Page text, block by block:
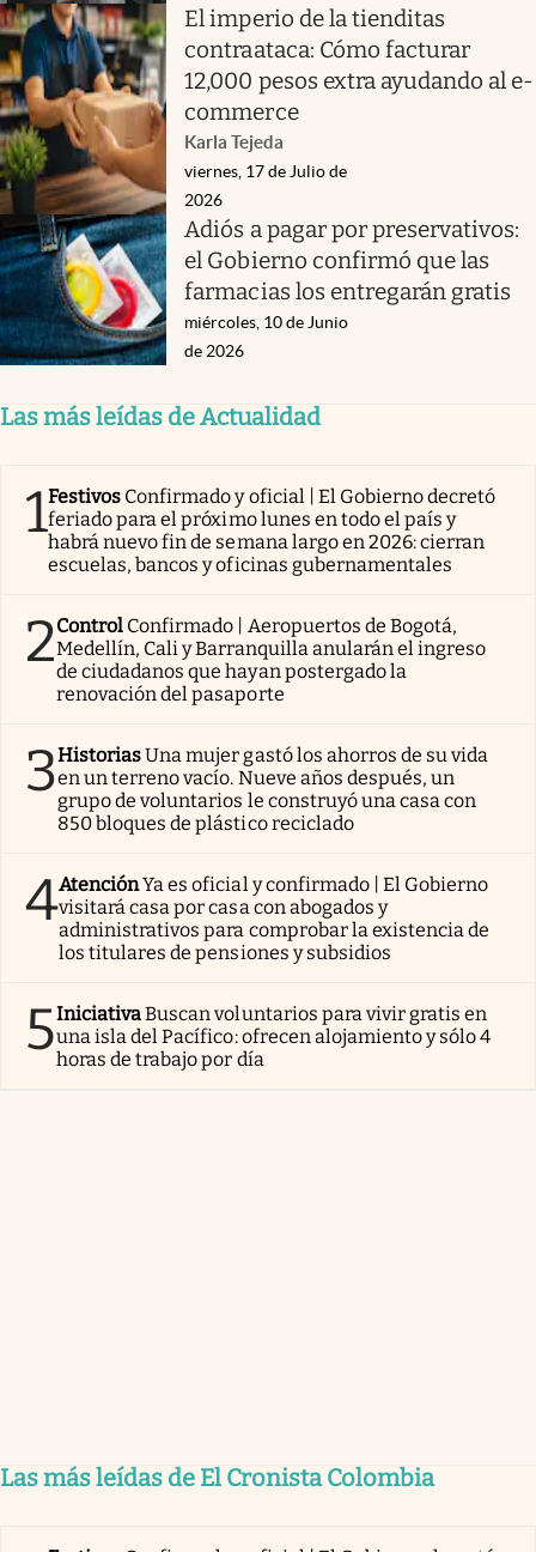
El imperio de la tienditas
contraataca: Cómo facturar
12,000 pesos extra ayudando al e-
commerce
Karla Tejeda
viernes, 17 de Julio de
2026
Adiós a pagar por preservativos:
el Gobierno confirmó que las
farmacias los entregarán gratis
miércoles, 10 de Junio
de 2026
Las más leídas de Actualidad
1Festivos Confirmado y oficial | El Gobierno decretó
feriado para el próximo lunes en todo el país y
habrá nuevo fin de semana largo en 2026: cierran
escuelas, bancos y oficinas gubernamentales
2Control Confirmado | Aeropuertos de Bogotá,
Medellín, Cali y Barranquilla anularán el ingreso
de ciudadanos que hayan postergado la
renovación del pasaporte
3HistoriasUna mujer gastó los ahorros de su vida
en un terreno vacío. Nueve años después, un
grupo de voluntarios le construyó una casa con
850 bloques de plástico reciclado
4AtenciónYa es oficial y confirmado | El Gobierno
visitará casa por casa con abogados y
administrativos para comprobar la existencia de
los titulares de pensiones y subsidios
5IniciativaBuscan voluntarios para vivir gratis en
una isla del Pacífico: ofrecen alojamiento y sólo 4
horas de trabajo por día
Las más leídas de El Cronista Colombia